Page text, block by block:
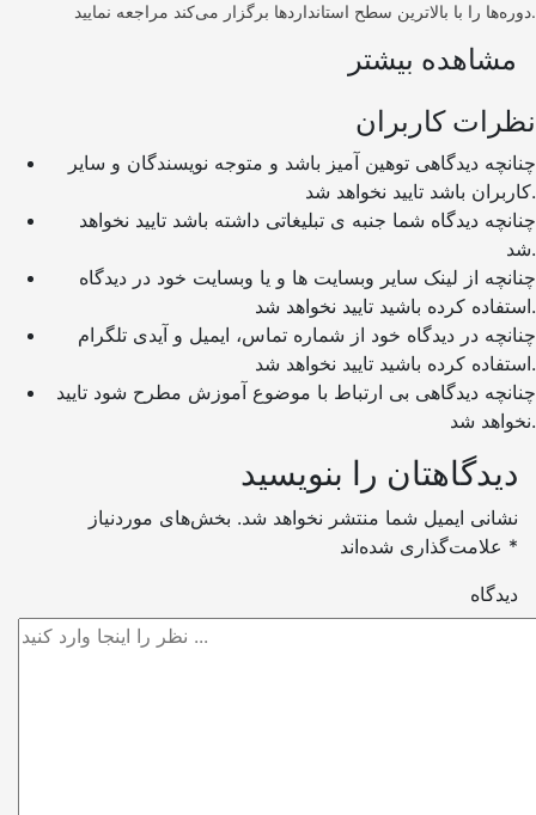
دوره‌ها را با بالاترین سطح استانداردها برگزار می‌کند مراجعه نمایید.
مشاهده بیشتر
نظرات کاربران
کاربران باشد تایید نخواهد شد.
شد.
استفاده کرده باشید تایید نخواهد شد.
استفاده کرده باشید تایید نخواهد شد.
چنانچه دیدگاهی بی ارتباط با موضوع آموزش مطرح شود تایید
نخواهد شد.
دیدگاهتان را بنویسید
نشانی ایمیل شما منتشر نخواهد شد. بخش‌های موردنیاز
*
دیدگاه